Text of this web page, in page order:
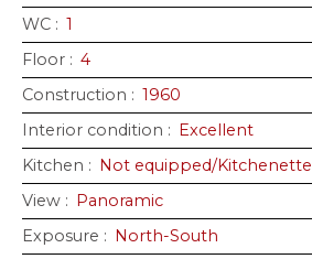
WC : 1
Floor : 4
Construction : 1960
Interior condition : Excellent
Kitchen : Not equipped/Kitchenette
View : Panoramic
Exposure : North-South